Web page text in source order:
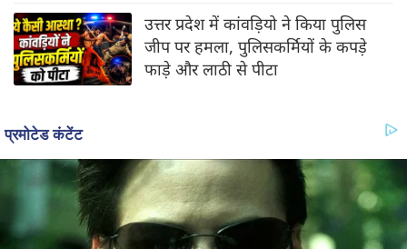
उत्तर प्रदेश में कांवड़ियो ने किया पुलिस
जीप पर हमला, पुलिसकर्मियों के कपड़े
फाड़े और लाठी से पीटा